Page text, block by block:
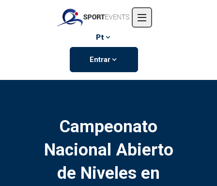
Eventos
Pt
Entrar
Campeonato
Nacional Abierto
de Niveles en